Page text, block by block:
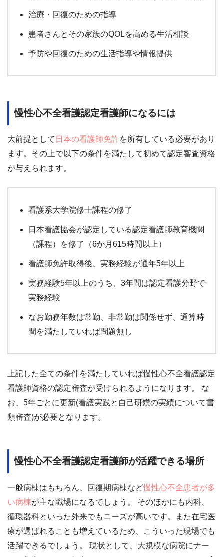
治療・回復のための指導
患者さんとその家族のQOLを高める生活相談
予防や回復のための生活指導や情報提供
慢性心不全看護認定看護師になるには
大前提として 日本の看護師免許を所有している必要があり
ます。その上で以下の条件を満たして初めて認定審査資格
が与えられます。
看護系大学院修士課程の修了
日本看護協会が認定している認定看護師教育機関
（課程）を修了（6か月615時間以上）
看護師免許取得後、実務経験が通年5年以上
実務経験5年以上のうち、3年間は認定看護分野で
実務経験
なお勤務年数は常勤、非常勤は関係せず、通算時
間を満たしていれば問題無し
上記した全ての条件を満たしていれば慢性心不全看護認定
看護師資格の認定審査が受けられるようになります。 な
お、5年ごとに更新(看護実践と自己研鑽の実績について書
類審査)が必要となります。
慢性心不全看護認定看護師が活躍できる場所
一般病棟はもちろん、回復期病棟など慢性心不全患者が多
い病棟が主な職場になるでしょう。 そのほかにも内科、
循環器科といった外来でもニーズが高いです。また在宅医
療が選ばれることも増えているため、こういった現場でも
活躍できるでしょう。 現状として、大規模な病院にナー